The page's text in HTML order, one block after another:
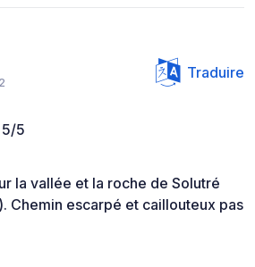
Traduire
5/5
la vallée et la roche de Solutré
Chemin escarpé et caillouteux pas